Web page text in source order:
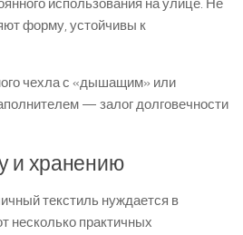
использования на улице. Не
форму, устойчивы к
чехла с «дышащим» или
— залог долговечности
и хранению
текстиль нуждается в
несколько практичных